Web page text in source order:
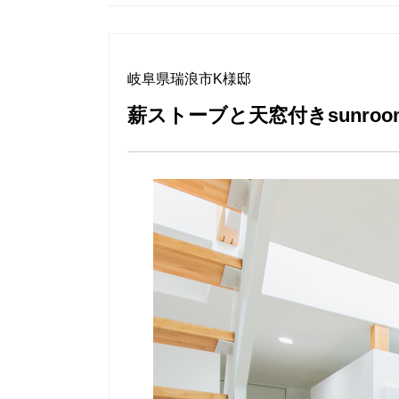
岐阜県瑞浪市K様邸
薪ストーブと天窓付き